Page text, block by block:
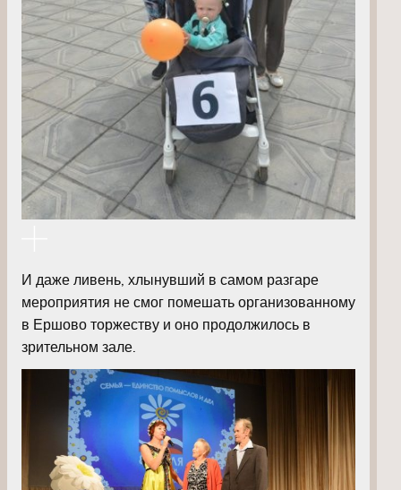
И даже ливень, хлынувший в самом разгаре
мероприятия не смог помешать организованному
в Ершово торжеству и оно продолжилось в
зрительном зале.